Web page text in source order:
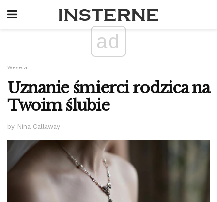
ad
Wesela
Uznanie śmierci rodzica na
Twoim ślubie
by Nina Callaway